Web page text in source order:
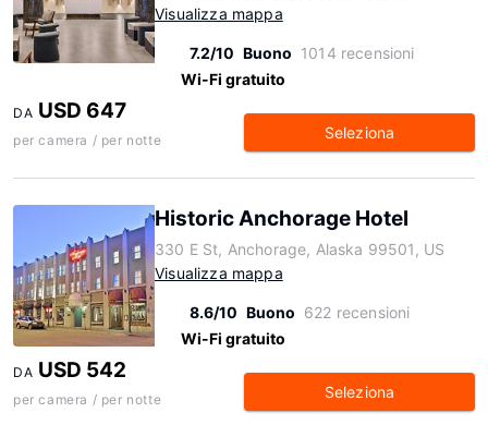
Visualizza mappa
7.2/10 Buono 1014 recensioni
Wi-Fi gratuito
DA USD 647
per camera / per notte Seleziona
Historic Anchorage Hotel
330 E St, Anchorage, Alaska 99501, US
Visualizza mappa
8.6/10 Buono 622 recensioni
Wi-Fi gratuito
DA USD 542
per camera / per notte Seleziona